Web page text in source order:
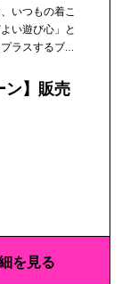
いつもの着こ
い遊び心」と
ラスするブラ
ン】販売
を見る